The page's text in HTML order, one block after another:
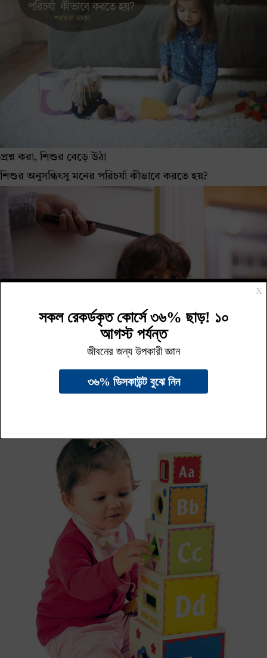
প্রশ্ন করা, শিশুর বেড়ে উঠা
শিশুর অনুসন্ধিৎসু মনের পরিচর্যা কীভাবে করতে হয়?
শিশু পালন, শিশুর বেড়ে উঠা
শিশুর বয়স অনুযায়ী সঠিক শারীরিক বৃদ্ধি (০-৫ বছর)